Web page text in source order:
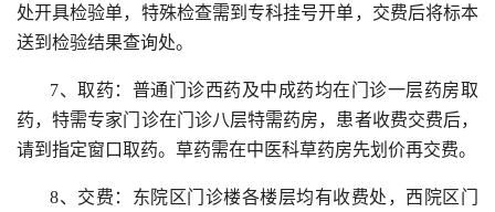
处开具检验单，特殊检查需到专科挂号开单，交费后将标本
送到检验结果查询处。
7、取药：普通门诊西药及中成药均在门诊一层药房取
药，特需专家门诊在门诊八层特需药房，患者收费交费后，
请到指定窗口取药。草药需在中医科草药房先划价再交费。
8、交费：东院区门诊楼各楼层均有收费处，西院区门